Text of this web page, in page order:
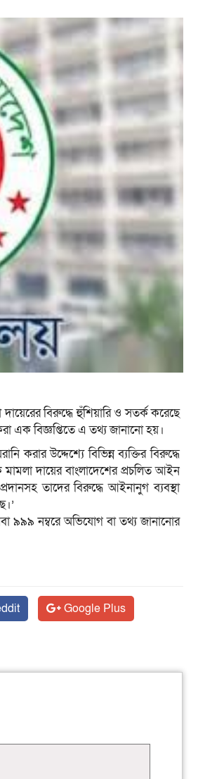
বিরুদ্ধে হুঁশিয়ারি ও সতর্ক করেছে
এক বিজ্ঞপ্তিতে এ তথ্য জানানো হয়।
করার উদ্দেশ্যে বিভিন্ন ব্যক্তির বিরুদ্ধে
মামলা দায়ের বাংলাদেশের প্রচলিত আইন
তাদের বিরুদ্ধে আইনানুগ ব্যবস্থা
৯৯৯ নম্বরে অভিযোগ বা তথ্য জানানোর
Google Plus